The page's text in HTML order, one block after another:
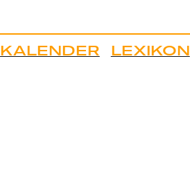
KALENDER LEXIKON